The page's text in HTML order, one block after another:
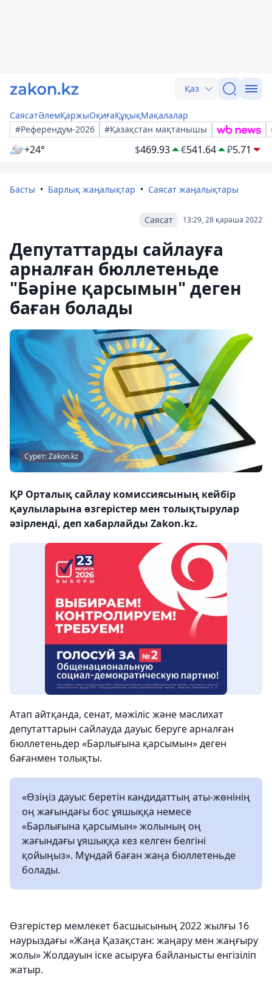
Қаз
СаясатӘлемҚаржыОқиғаҚұқықМақалалар
#Референдум-2026
#Қазақстан мақтанышы
+24° $469.93 €541.64 ₽5.71
Басты Барлық жаңалықтар Саясат жаңалықтары
13:29, 28 қараша 2022
Саясат
Депутаттарды сайлауға
арналған бюллетеньде
"Бәріне қарсымын" деген
баған болады
Сурет: Zakon.kz
ҚР Орталық сайлау комиссиясының кейбір
қаулыларына өзгерістер мен толықтырулар
әзірленді, деп хабарлайды Zakon.kz.
Атап айтқанда, cенат, мәжіліс және мәслихат
депутаттарын сайлауда дауыс беруге арналған
бюллетеньдер «Барлығына қарсымын» деген
бағанмен толықты.
«Өзіңіз дауыс беретін кандидаттың аты-жөнінің
оң жағындағы бос ұяшыққа немесе
«Барлығына қарсымын» жолының оң
жағындағы ұяшыққа кез келген белгіні
қойыңыз». Мұндай баған жаңа бюллетеньде
болады.
Өзгерістер мемлекет басшысының 2022 жылғы 16
наурыздағы «Жаңа Қазақстан: жаңару мен жаңғыру
жолы» Жолдауын іске асыруға байланысты енгізіліп
жатыр.